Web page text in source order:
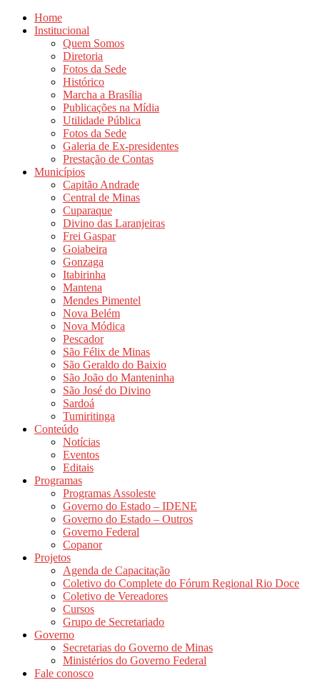
Home
Institucional
Quem Somos
Diretoria
Fotos da Sede
Histórico
Marcha a Brasília
Publicações na Mídia
Utilidade Pública
Fotos da Sede
Galeria de Ex-presidentes
Prestação de Contas
Municípios
Capitão Andrade
Central de Minas
Cuparaque
Divino das Laranjeiras
Frei Gaspar
Goiabeira
Gonzaga
Itabirinha
Mantena
Mendes Pimentel
Nova Belém
Nova Módica
Pescador
São Félix de Minas
São Geraldo do Baixio
São João do Manteninha
São José do Divino
Sardoá
Tumiritinga
Conteúdo
Notícias
Eventos
Editais
Programas
Programas Assoleste
Governo do Estado – IDENE
Governo do Estado – Outros
Governo Federal
Copanor
Projetos
Agenda de Capacitação
Coletivo do Complete do Fórum Regional Rio Doce
Coletivo de Vereadores
Cursos
Grupo de Secretariado
Governo
Secretarias do Governo de Minas
Ministérios do Governo Federal
Fale conosco